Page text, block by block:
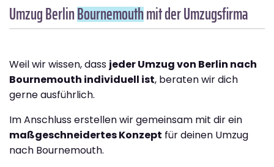
Umzug BerlinBournemouthmit der Umzugsfirma
Weil wir wissen, dass jeder Umzug von Berlin nach
Bournemouth individuell ist, beraten wir dich
gerne ausführlich.
Im Anschluss erstellen wir gemeinsam mit dir ein
maßgeschneidertes Konzept für deinen Umzug
nach Bournemouth.